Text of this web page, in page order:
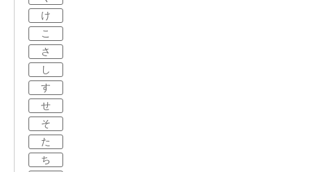
け
こ
さ
し
す
せ
そ
た
ち